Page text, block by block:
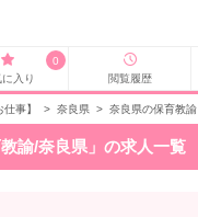
0
に入り
閲覧履歴
事】 > 奈良県 > 奈良県の保育教諭
教諭/奈良県」の求人一覧